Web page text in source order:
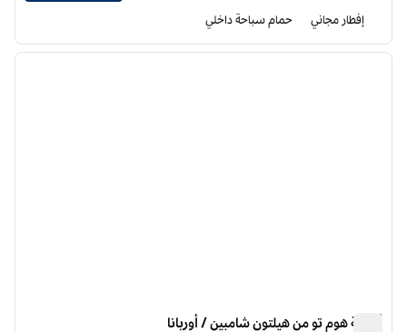
إفطار مجاني حمام سباحة داخلي
1 من 12
الصورة
أجنحة هوم تو من هيلتون شامبين / أوربانا